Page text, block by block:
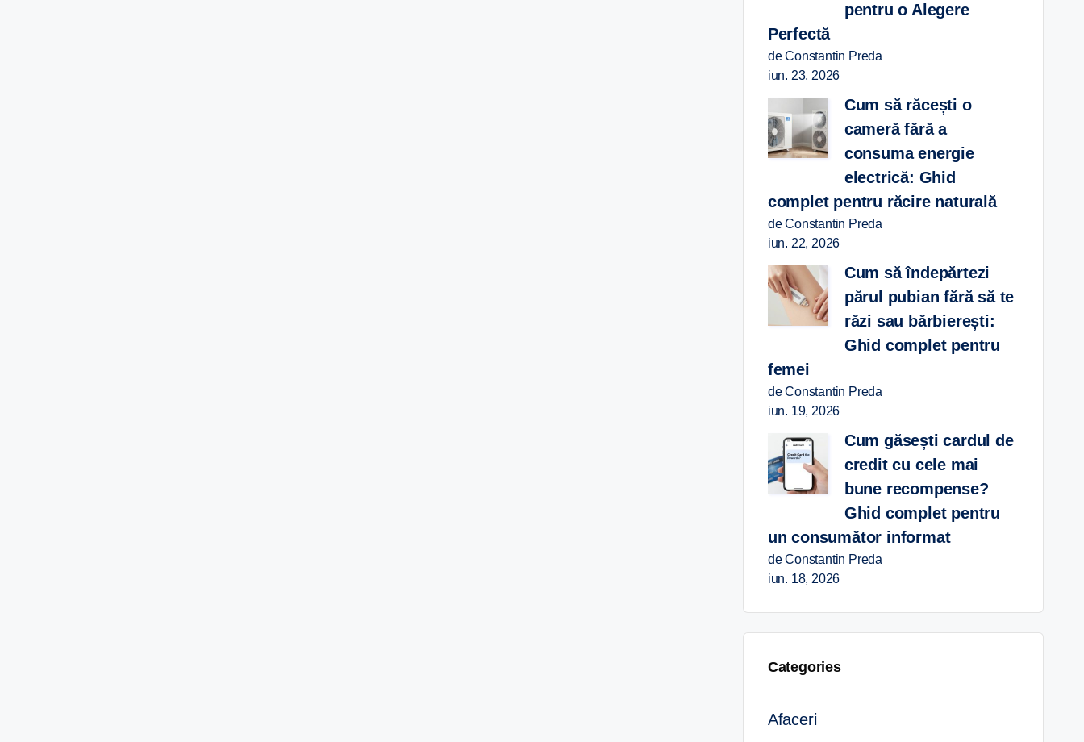
pentru o Alegere
Perfectă
de Constantin Preda
iun. 23, 2026
Cum să răcești o
cameră fără a
consuma energie
electrică: Ghid
complet pentru răcire naturală
de Constantin Preda
iun. 22, 2026
Cum să îndepărtezi
părul pubian fără să te
răzi sau bărbierești:
Ghid complet pentru
femei
de Constantin Preda
iun. 19, 2026
Cum găsești cardul de
credit cu cele mai
bune recompense?
Ghid complet pentru
un consumător informat
de Constantin Preda
iun. 18, 2026
Categories
Afaceri